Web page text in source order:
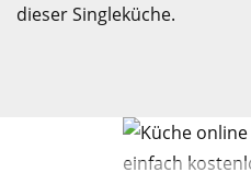
dieser Singleküche.